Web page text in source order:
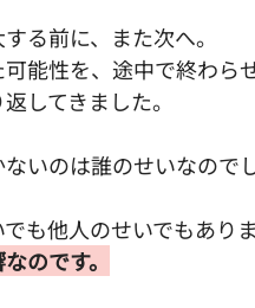
る前に、また次へ。
能性を、途中で終わら
してきました。
いのは誰のせいなので
も他人のせいでもありま
のです。